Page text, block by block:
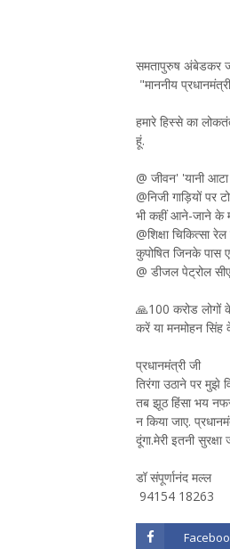
समतापुरुष अंबेडकर
"माननीय
हमारे हिस्से का
हूं.
@ जीवन' 'यानी
@निजी गाड़ियों
भी कहीं आने-जाने के
@शिक्षा चिकित्सा
कुपोषित जिनके
@ डीजल पेट्रोल
🙏100 करोड लोगों
करें या मनमोहन
प्रधानमंत्री जी
तिरंगा उठाने पर
तब झूठ हिंसा भय
न किया जाए.
दूंगा.मेरी इतनी
डॉ संपूर्णानंद मल्ल
94154 18263